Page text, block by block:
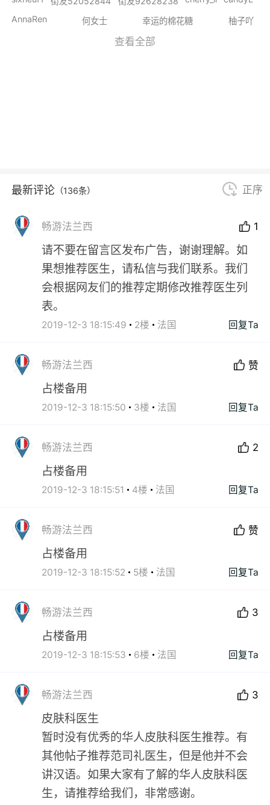
AnnaRen
何女士 幸运的棉花糖 柚子吖
查看全部
最新评论 （136条） 正序
畅游法兰西 1
请不要在留言区发布广告，谢谢理解。如
果想推荐医生，请私信与我们联系。我们
会根据网友们的推荐定期修改推荐医生列
表。
2019-12-3 18:15:49 2楼 法国 回复Ta
畅游法兰西 赞
占楼备用
2019-12-3 18:15:50 3楼 法国 回复Ta
畅游法兰西 2
占楼备用
2019-12-3 18:15:51 4楼 法国 回复Ta
畅游法兰西 赞
占楼备用
2019-12-3 18:15:52 5楼 法国 回复Ta
畅游法兰西 3
占楼备用
2019-12-3 18:15:53 6楼 法国 回复Ta
畅游法兰西 3
皮肤科医生
暂时没有优秀的华人皮肤科医生推荐。有
其他帖子推荐范司礼医生，但是他并不会
讲汉语。如果大家有了解的华人皮肤科医
生，请推荐给我们，非常感谢。